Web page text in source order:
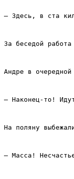
– Здесь, в ста
За беседой
Андре в
– Наконец‑то!
На поляну
– Масса!